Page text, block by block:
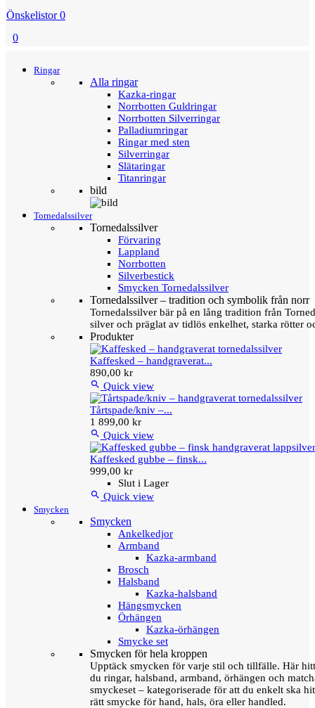
Önskelistor 0
0
Ringar
Alla ringar
Kazka-ringar
Norrbotten Guldringar
Norrbotten Silverringar
Palladiumringar
Ringar med sten
Silverringar
Slätaringar
Titanringar
bild
Tornedalssilver
Tornedalssilver
Förvaring
Lappland
Norrbotten
Silverbestick
Smycken Tornedalssilver
Tornedalssilver – tradition och symbolik från norr
Tornedalssilver bär på en lång tradition från
silver och präglat av tidlös enkelhet, starka rötter
Produkter
Kaffesked – handgraverat...
890,00 kr
 Quick view
Tårtspade/kniv –...
1 899,00 kr
 Quick view
Kaffesked gubbe – finsk...
999,00 kr
Slut i Lager
 Quick view
Smycken
Smycken
Ankelkedjor
Armband
Kazka-armband
Brosch
Halsband
Kazka-halsband
Hängsmycken
Örhängen
Kazka-örhängen
Smycke set
Smycken för hela kroppen
Upptäck smycken för varje stil och tillfälle. Här
du ringar, halsband, armband, örhängen och
smyckeset – kategoriserade för att du enkelt ska
rätt smycke för hand, hals, öra eller handled.